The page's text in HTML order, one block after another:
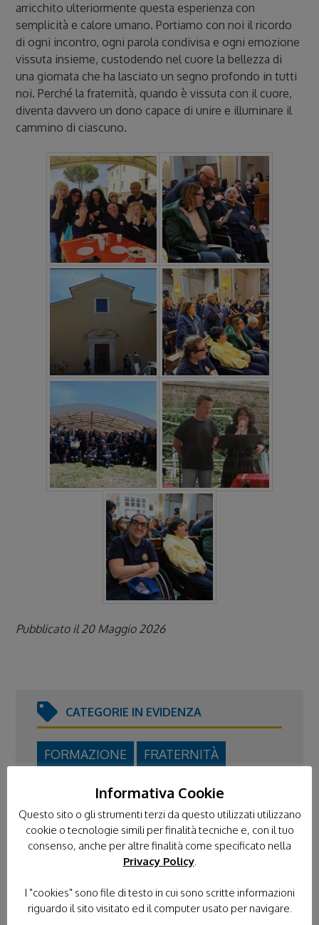
arricchito ulteriormente questa esperienza con
semplicità e calore umano. Portiamo con noi il ricordo
di ogni incontro, ogni parola condivisa e ogni emozione
vissuta insieme, custodendo nel cuore la bellezza di
una giornata che ha lasciato un segno profondo in tutti
noi. Perché la fraternità, quando è vissuta con il cuore,
diventa davvero un dono capace di unire e illuminare il
cammino di ciascuno.
Pubblicato il 20 Maggio 2026
CATEGORIE IN EVIDENZA
FORMAZIONE
FRATERNITÀ
L'ANGOLO DI IPPOCRATE
NEWS DAL TERRITORIO
NEWS ISTITUZIONALI
PROGETTO DEI PICCOLI
Informativa Cookie
Questo sito o gli strumenti terzi da questo utilizzati utilizzano
cookie o tecnologie simili per finalità tecniche e, con il tuo
consenso, anche per altre finalità come specificato nella
Privacy Policy.
I "cookies" sono file di testo in cui sono scritte informazioni
riguardo il sito visitato ed il computer usato per navigare.